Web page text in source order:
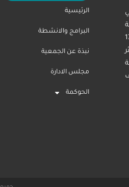
ضمن نطاقها 17
ألف
الرئيسية
البرامج والانشطة
نبذة عن الجمعية
مجلس الادارة
الحوكمة